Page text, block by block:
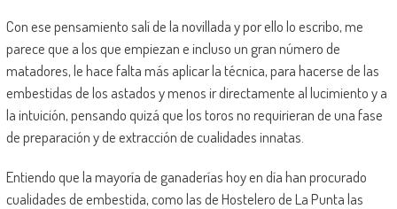
Con ese pensamiento salí de la novillada y por ello lo escribo, me
parece que a los que empiezan e incluso un gran número de
matadores, le hace falta más aplicar la técnica, para hacerse de las
embestidas de los astados y menos ir directamente al lucimiento y a
la intuición, pensando quizá que los toros no requirieran de una fase
de preparación y de extracción de cualidades innatas.
Entiendo que la mayoría de ganaderías hoy en día han procurado
cualidades de embestida, como las de Hostelero de La Punta las